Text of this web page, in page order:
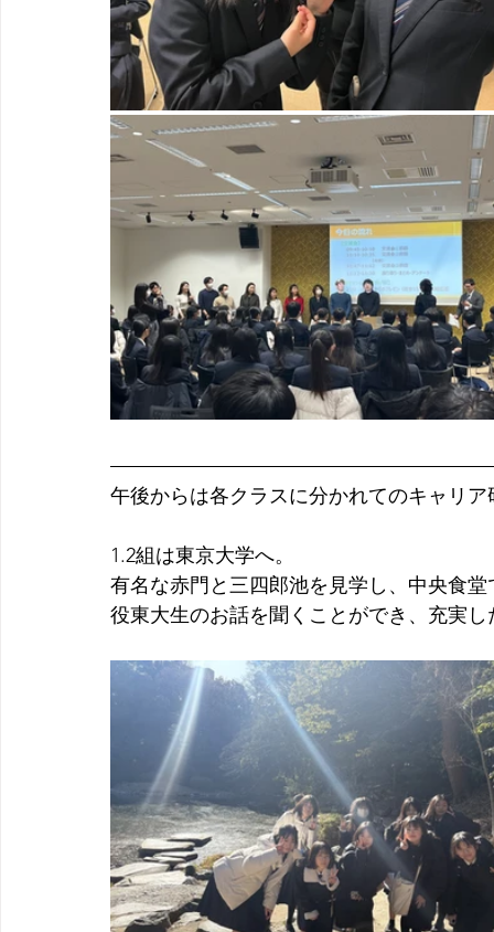
午後からは各クラスに分かれてのキャリ
1.2組は東京大学へ。
有名な赤門と三四郎池を見学し、中央食
役東大生のお話を聞くことができ、充実